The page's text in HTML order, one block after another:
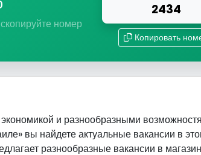
номер
2434
Копировать
и разнообразными
вы найдете актуальные вакансии в
разнообразные вакансии в